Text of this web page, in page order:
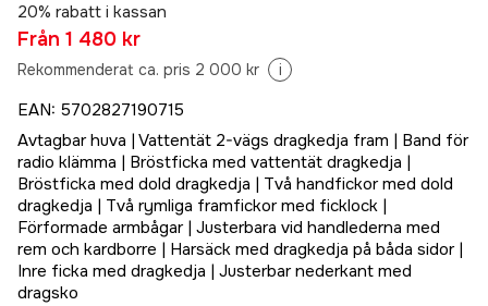
20% rabatt i kassan
Från 1 480 kr
Rekommenderat ca. pris 2 000 kr i
EAN: 5702827190715
Avtagbar huva | Vattentät 2-vägs dragkedja fram | Band för
radio klämma | Bröstficka med vattentät dragkedja |
Bröstficka med dold dragkedja | Två handfickor med dold
dragkedja | Två rymliga framfickor med ficklock |
Förformade armbågar | Justerbara vid handlederna med
rem och kardborre | Harsäck med dragkedja på båda sidor |
Inre ficka med dragkedja | Justerbar nederkant med
dragsko